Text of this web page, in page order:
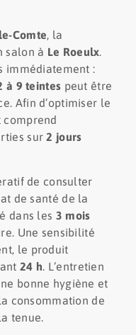
Comte, la
salon à Le Roeulx.
immédiatement :
à 9 teintes peut être
Afin d’optimiser le
sur2 jours
de consulter
de santé de la
dans les 3 mois
Une sensibilité
le produit
24 h. L’entretien
bonne hygiène et
consommation de
tenue.